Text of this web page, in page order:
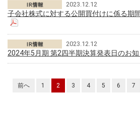
2023.12.12
子会社株式に対する公開買付けに係る期
2023.12.12
2024年5月期 第2四半期決算発表日のお
前へ 1 2 3 4 5 6 7